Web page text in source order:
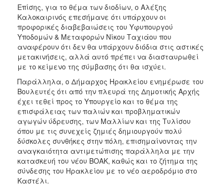
Επίσης, για το θέμα των διοδίων, ο Αλέξης
Καλοκαιρινός επεσήμανε ότι υπάρχουν οι
προφορικές διαβεβαιώσεις του Υφυπουργού
Υποδομών & Μεταφορών Νίκου Ταχιάου που
αναφέρουν ότι δεν θα υπάρχουν διόδια στις αστικές
μετακινήσεις, αλλά αυτό πρέπει να διασταυρωθεί
με το κείμενο της σύμβασης ότι θα ισχύει.
Παράλληλα, ο Δήμαρχος Ηρακλείου ενημέρωσε του
Βουλευτές ότι από την πλευρά της Δημοτικής Αρχής
έχει τεθεί προς το Υπουργείο και το θέμα της
επισφάλειας των παλιών και προβληματικών
αγωγών ύδρευσης, των Μαλλίων και της Τυλίσου
όπου με τις συνεχείς ζημιές δημιουργούν πολύ
δύσκολες συνθήκες στην πόλη, επισημαίνοντας την
αναγκαιότητα αντιμετώπισης παράλληλα με την
κατασκευή του νέου ΒΟΑΚ, καθώς και το ζήτημα της
σύνδεσης του Ηρακλείου με το νέο αεροδρόμιο στο
Καστέλι.